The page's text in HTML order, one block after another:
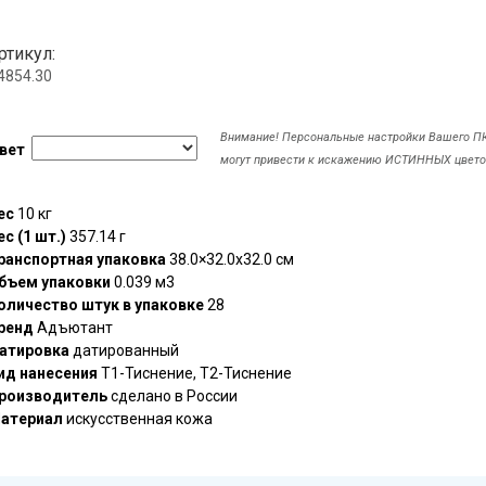
Внимание! Персональные настройки Вашего
могут привести к искажению ИСТИННЫХ
10 кг
(1 шт.) 357.14 г
упаковка 38.0×32.0x32.0 см
упаковки 0.039 м3
штук в упаковке28
Адъютант
датированный
нанесения T1-Тиснение, T2-Тиснение
сделано в России
искусственная кожа